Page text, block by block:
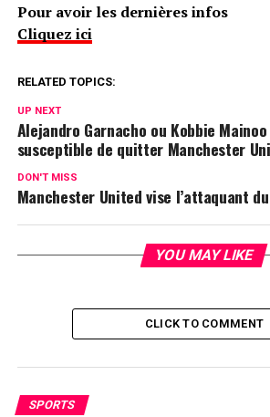
Pour avoir les dernières infos
Cliquez ici
RELATED TOPICS:
UP NEXT
Alejandro Garnacho ou Kobbie
susceptible de quitter Manchester
DON'T MISS
Manchester United vise l’attaquant du
YOU MAY LIKE
CLICK TO COMMENT
SPORTS